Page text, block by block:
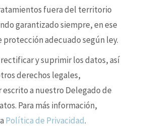
fuera del territorio
garantizado siempre, en ese
protección adecuado según ley.
y suprimir los datos, así
derechos legales,
a nuestro Delegado de
Para más información,
Política de Privacidad.